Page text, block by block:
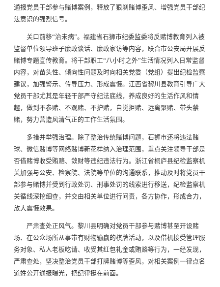
通报党员干部参与赌博案例，释放了狠刹赌博歪风、增强党员干部纪
法意识的强烈信号。
关口前移“治未病”。福建省石狮市纪委监委将反赌博教育列入被
监督单位领导班子廉政谈话、廉政家访等内容，联合市公安局开展反
赌博专题宣传教育。将干部职工“八小时之外”生活情况列入日常监督
内容，对苗头性、倾向性问题及时向相关党委（党组）提出纪检监察
建议，加强警示、传导压力、形成震慑。江西省黎川县教育引导广大
党员干部尤其是年轻干部严守纪法底线，养成良好的生活作风和情
趣，做到不参赌、不观赌、不护赌，自觉拒赌、远离聚赌、带头禁
赌，努力营造风清气正的工作生活氛围。
多措并举强治理。除了整治传统赌博问题，石狮市还将违法赌
球、微信赌博等网络赌博新花样纳入治理范围，重点关注领导干部是
否借赌博收受贿赂、敛财等违纪违法行为。浙江省桐庐县纪检监察机
关加强与公安、检察院、法院等单位的沟通联系，推动及时将党员干
部参与赌博并受到行政处罚、刑事处罚的线索进行移送，纪检监察机
关循线深挖细查，并交由相关单位进行问责，各方协作，形成合力，
放大震慑效果。
严肃查处正风气。黎川县明确对党员干部参与赌博甚至开设赌
场、在公众场所从事带有财物输赢的棋牌活动，以及借机接受管理服
务对象、私人老板吃请、收受其红包礼金或贿赂等行为，一经发现，
严肃查处，坚决整治党员干部打牌赌博等歪风，对相关案例一律点名
道姓公开通报曝光，把纪律挺在前面。